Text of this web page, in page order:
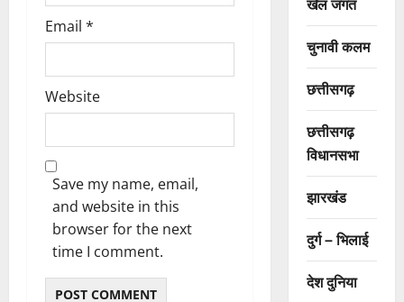
Email *
Website
Save my name, email,
and website in this
browser for the next
time I comment.
चुनावी कलम
छत्तीसगढ़
छत्तीसगढ़
विधानसभा
झारखंड
दुर्ग – भिलाई
देश दुनिया